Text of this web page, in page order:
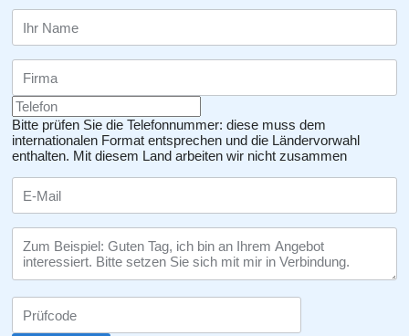
Bitte prüfen Sie die Telefonnummer: diese muss dem
internationalen Format entsprechen und die Ländervorwahl
enthalten. Mit diesem Land arbeiten wir nicht zusammen